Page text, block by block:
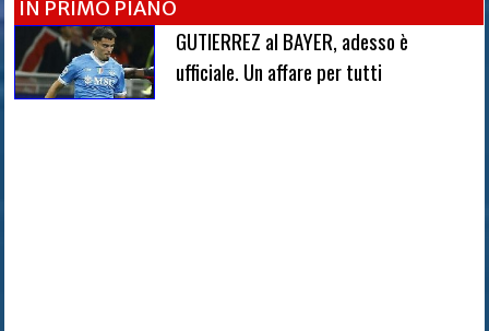
IN PRIMO PIANO
GUTIERREZ al BAYER, adesso è
ufficiale. Un affare per tutti